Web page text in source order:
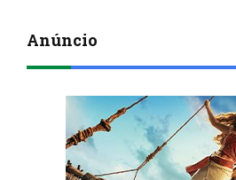
Anúncio